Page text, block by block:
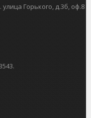
Горького, д.3б, оф.8